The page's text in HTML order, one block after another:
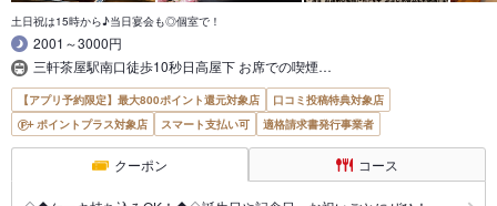
土日祝は15時から♪当日宴会も◎個室で！
2001～3000円
三軒茶屋駅南口徒歩10秒日高屋下 お席での喫煙…
【アプリ予約限定】最大800ポイント還元対象店
口コミ投稿特典対象店
ポイントプラス対象店
スマート支払い可 適格請求書発行事業者
クーポン コース